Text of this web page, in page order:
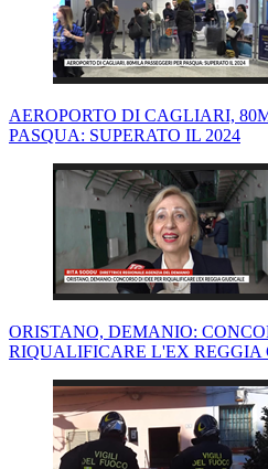
AEROPORTO DI CAGLIARI,
PASQUA: SUPERATO IL 2024
ORISTANO, DEMANIO:
RIQUALIFICARE L'EX REGGIA